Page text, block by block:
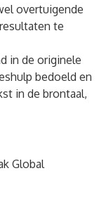
overtuigende
te
in de originele
bedoeld en
in de brontaal,
Global